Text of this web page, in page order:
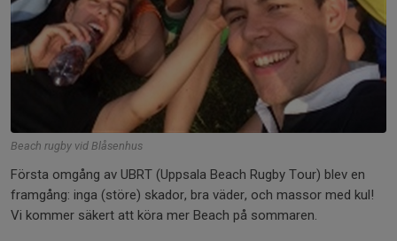
Beach rugby vid Blåsenhus
Första omgång av UBRT (Uppsala Beach Rugby Tour) blev en
framgång: inga (störe) skador, bra väder, och massor med kul!
Vi kommer säkert att köra mer Beach på sommaren.